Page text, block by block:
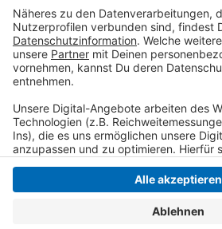
Anzeige